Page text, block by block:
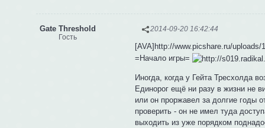
2014-09-20 16:42:44
Gate Threshold
Гость
[AVA]http://www.picshare.ru/
=Начало игры=
Иногда, когда у Гейта Тресхолда
Единорог ещё ни разу в жизни не
или он проржавел за долгие годы
проверить - он не имел туда
выходить из уже порядком